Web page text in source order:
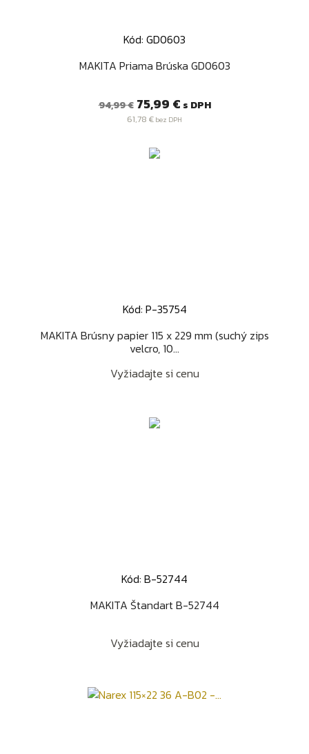
Kód: GD0603
MAKITA Priama Brúska GD0603
Bežná
94,99 € Cena
75,99 € s DPH
61,78 € bez DPH
Kód: P-35754
MAKITA Brúsny papier 115 x 229 mm (suchý zips
velcro, 10...
Vyžiadajte si cenu
Kód: B-52744
MAKITA Štandart B-52744
Vyžiadajte si cenu